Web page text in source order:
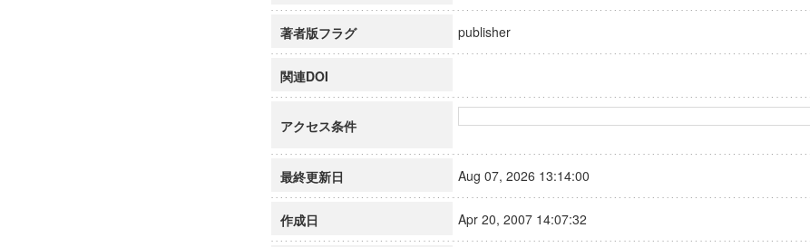
著者版フラグ publisher
関連DOI
アクセス条件
最終更新日 Aug 07, 2026 13:14:00
作成日 Apr 20, 2007 14:07:32